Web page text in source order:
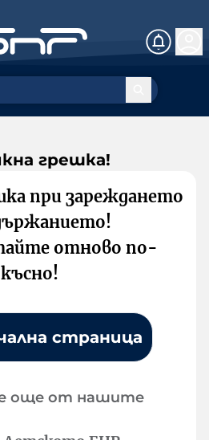
грешка!
при зареждането
отново по-
късно!
страница
още от нашите